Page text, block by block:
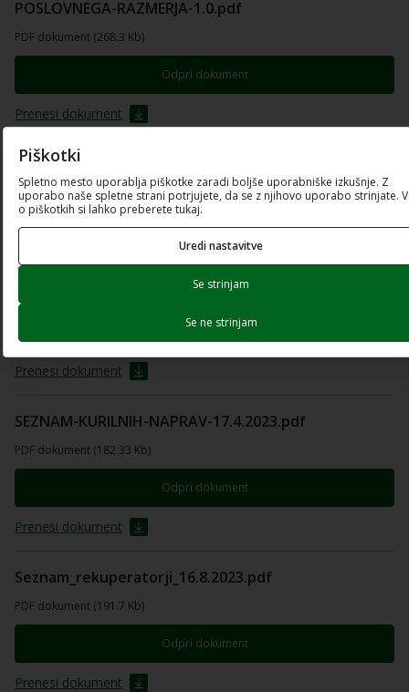
POSLOVNEGA-RAZMERJA-1.0.pdf
PDF dokument (268.3 Kb)
Odpri dokument
Prenesi dokument
5_92FS-PO21_obrazec-Presoja-kreditne-
sposobnosti.xlsx
Excel preglednica (221.7 Kb)
4_92FS-PO21_obrazec-Predlog-zavarovanja-
Excel preglednica (36.26 Kb)
Prenesi dokument
SEZNAM-KURILNIH-NAPRAV-17.4.2023.pdf
PDF dokument (182.33 Kb)
Odpri dokument
Prenesi dokument
Seznam_rekuperatorji_16.8.2023.pdf
PDF dokument (191.7 Kb)
Odpri dokument
Prenesi dokument
Piškotki
Spletno mesto uporablja piškotke zaradi boljše uporabniške izkušnje. Z
uporabo naše spletne strani potrjujete, da se z njihovo uporabo strinjate.
o piškotkih si lahko preberete tukaj.
Uredi nastavitve
Se strinjam
Se ne strinjam